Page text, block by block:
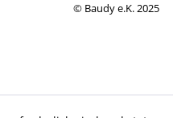
© Baudy e.K. 2025